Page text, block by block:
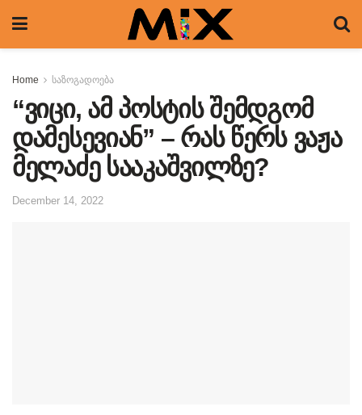
Home საზოგადოება
“ვიცი, ამ პოსტის შემდგომ
დამესევიან” – რას წერს ვაჟა
მელაძე სააკაშვილზე?
December 14, 2022